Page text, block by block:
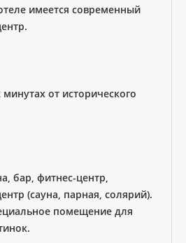
имеется современный
минутах от исторического
бар, фитнес-центр,
(сауна, парная, солярий).
помещение для